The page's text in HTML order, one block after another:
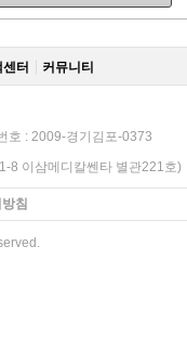
센터 커뮤니티
호 : 2009-경기김포-0373
8 이삼메디칼쎈타 별관221호)
침